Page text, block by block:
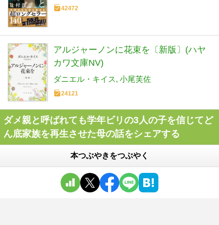
42472
アルジャーノンに花束を〔新版〕(ハヤ
カワ文庫NV)
ダニエル・キイス 小尾芙佐
24121
ダメ親と呼ばれても学年ビリの3人の子を信じてど
ん底家族を再生させた母の話をシェアする
本つぶやきをつぶやく